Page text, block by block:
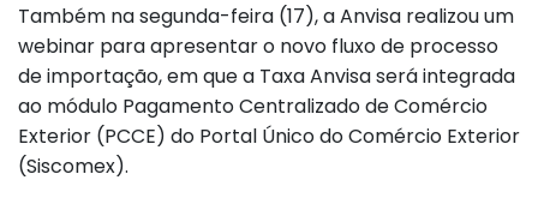
Também na segunda-feira (17), a Anvisa realizou um
webinar para apresentar o novo fluxo de processo
de importação, em que a Taxa Anvisa será integrada
ao módulo Pagamento Centralizado de Comércio
Exterior (PCCE) do Portal Único do Comércio Exterior
(Siscomex).